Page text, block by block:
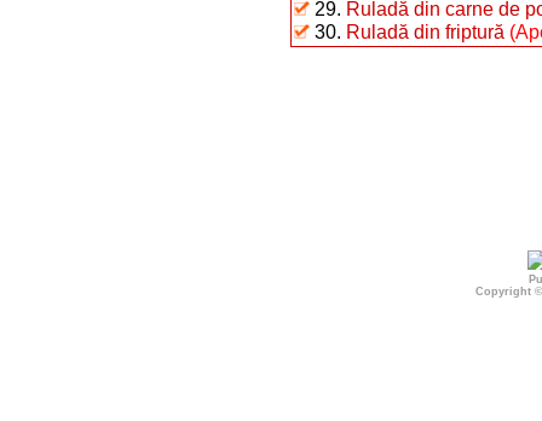
29. Ruladă din carne de
30. Ruladă din friptură
Copyright